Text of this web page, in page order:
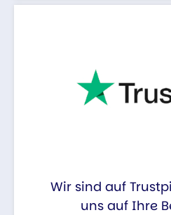
Wir sind auf
uns auf Ihre